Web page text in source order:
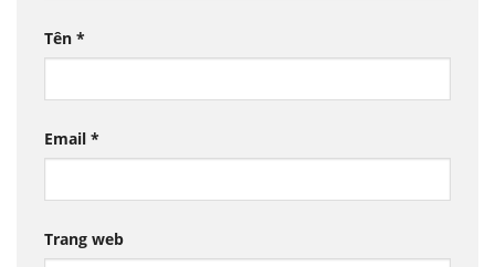
Tên *
Email *
Trang web